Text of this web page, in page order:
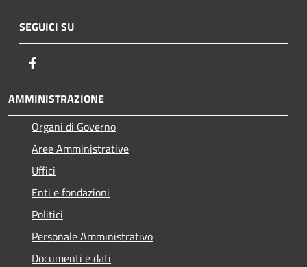
SEGUICI SU
AMMINISTRAZIONE
Organi di Governo
Aree Amministrative
Uffici
Enti e fondazioni
Politici
Personale Amministrativo
Documenti e dati